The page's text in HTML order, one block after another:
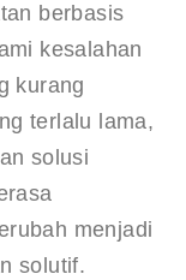
berbasis
kesalahan
kurang
terlalu lama,
solusi
menjadi
solutif.